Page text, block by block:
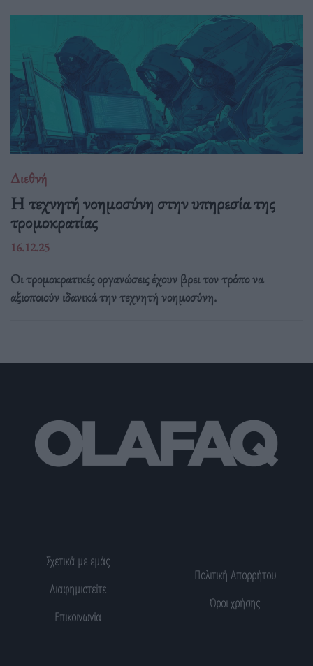
Διεθνή
Η τεχνητή νοημοσύνη στην υπηρεσία της
τρομοκρατίας
16.12.25
Οι τρομοκρατικές οργανώσεις έχουν βρει τον τρόπο να
αξιοποιούν ιδανικά την τεχνητή νοημοσύνη.
Σχετικά με εμάς
Διαφημιστείτε
Επικοινωνία
Πολιτική Απορρήτου
Όροι χρήσης